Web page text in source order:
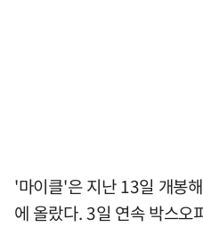
'마이클'은 지난 13일 개봉
에 올랐다. 3일 연속 박스오